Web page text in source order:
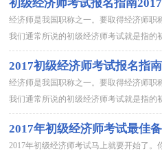
初级经济师考试报名指南2017
经济师是我国职称之一。要取得经济师职
我们通常所说的初级经济师考试就是指的
小编为大家带来的初级经济师考试报名指
2017初级经济师考试报名指南
经济师是我国职称之一。要取得经济师职
我们通常所说的初级经济师考试就是指的
小编为大家带来的初级经济师考试报名指
2017年初级经济师考试最佳
2017年初级经济师考试马上就要开始了